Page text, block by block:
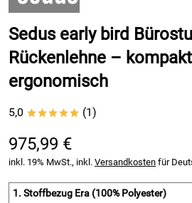
Sedus early bird
Rückenlehne –
ergonomisch
5,0 ***** (1)
975,99 €
inkl. 19% MwSt., inkl. Versandkosten für
1. Stoffbezug Era (100% Polyester)